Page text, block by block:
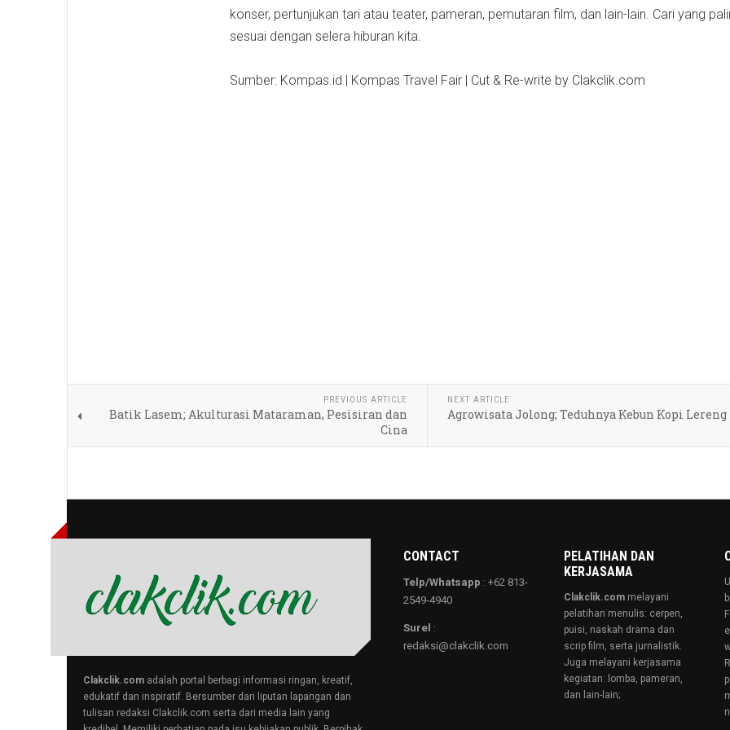
konser, pertunjukan tari atau teater, pameran, pemutaran film, dan lain-lain. Cari yang
sesuai dengan selera hiburan kita.
Sumber: Kompas.id | Kompas Travel Fair | Cut & Re-write by Clakclik.com
PREVIOUS ARTICLE
Batik Lasem; Akulturasi Mataraman, Pesisiran dan
Cina
NEXT ARTICLE
Agrowisata Jolong; Teduhnya Kebun Kopi
Clakclik.com adalah portal berbagi informasi ringan, kreatif,
edukatif dan inspiratif. Bersumber dari liputan lapangan dan
tulisan redaksi Clakclik.com serta dari media lain yang
CONTACT
Telp/Whatsapp : +62 813-
2549-4940
Surel :
redaksi@clakclik.com
PELATIHAN DAN
KERJASAMA
Clakclik.commelayani
pelatihan menulis: cerpen,
puisi, naskah drama dan
scrip film, serta jurnalistik.
Juga melayani kerjasama
kegiatan: lomba, pameran,
dan lain-lain;